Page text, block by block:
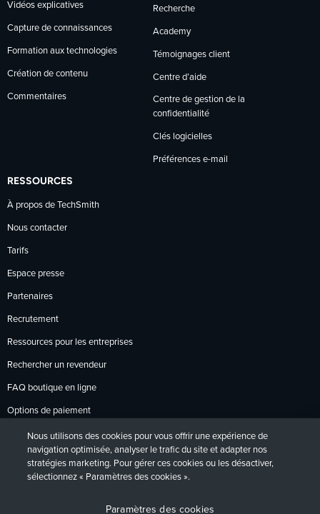
Vidéos explicatives
Capture de connaissances
Formation aux technologies
Création de contenu
Commentaires
Recherche
Academy
Témoignages client
Centre d’aide
Centre de gestion de la
confidentialité
Clés logicielles
Préférences e-mail
RESSOURCES
À propos de TechSmith
Nous contacter
Tarifs
Espace presse
Partenaires
Recrutement
Ressources pour les entreprises
Rechercher un revendeur
FAQ boutique en ligne
Options de paiement
Politique de retour
DeutschFrançais Español日本語
Nous utilisons des cookies pour vous offrir une expérience de
navigation optimisée, analyser le trafic du site et adapter nos
stratégies marketing. Pour gérer ces cookies ou les désactiver,
sélectionnez « Paramètres des cookies ».
Paramètres des cookies